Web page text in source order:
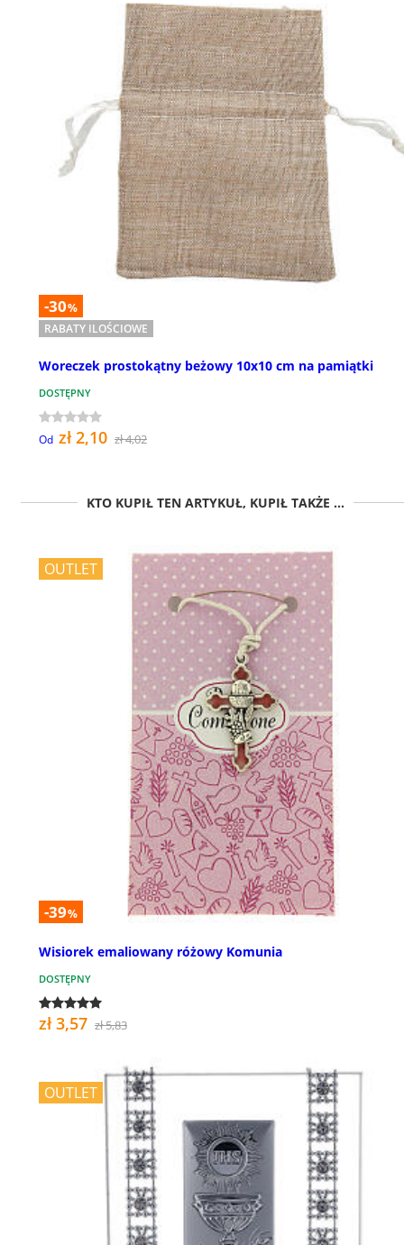
-30%
RABATY ILOŚCIOWE
Woreczek prostokątny beżowy 10x10 cm na pamiątki
DOSTĘPNY
Od zł 2,10 zł 4,02
KTO KUPIŁ TEN ARTYKUŁ, KUPIŁ TAKŻE ...
OUTLET
-39%
Wisiorek emaliowany różowy Komunia
DOSTĘPNY
zł 3,57 zł 5,83
OUTLET